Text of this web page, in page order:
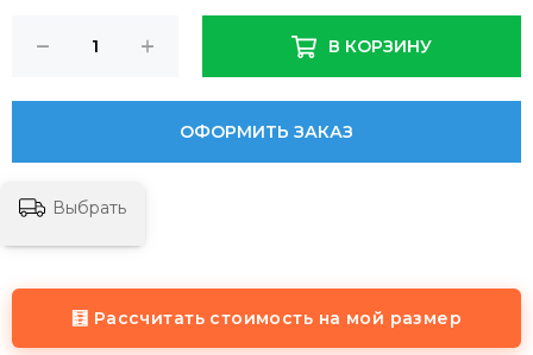
В КОРЗИНУ
ОФОРМИТЬ ЗАКАЗ
Выбрать
🧮 Рассчитать стоимость на мой размер